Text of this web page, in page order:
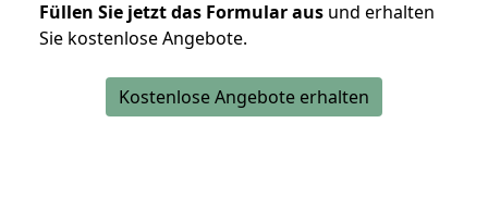
Füllen Sie jetzt das Formular aus und erhalten
Sie kostenlose Angebote.
Kostenlose Angebote erhalten